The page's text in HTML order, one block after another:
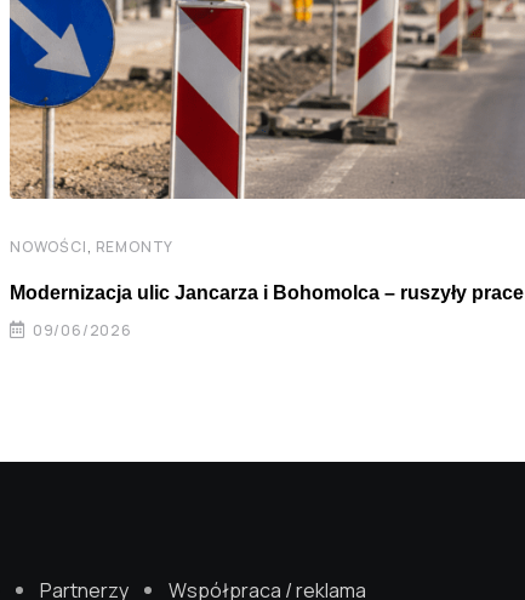
NOWOŚCI REMONTY
Modernizacja ulic Jancarza i Bohomolca – ruszyły prace
09/06/2026
Partnerzy Współpraca / reklama